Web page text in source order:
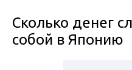
Сколько денег
собой в Японию